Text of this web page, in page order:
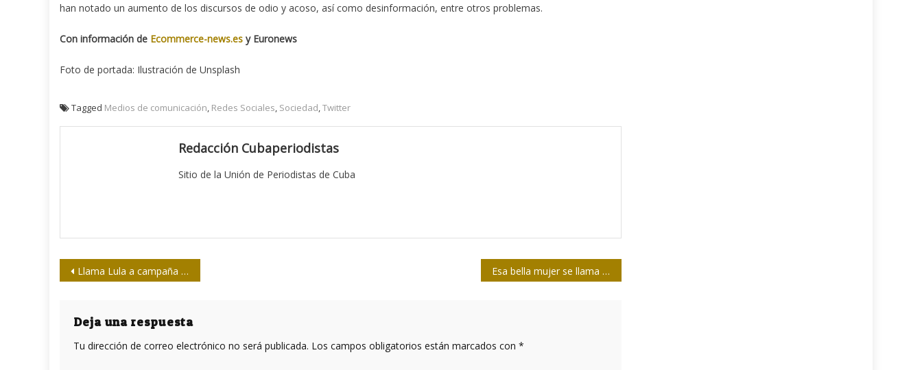
han notado un aumento de los discursos de odio y acoso, así como desinformación, entre otros problemas.
Con información de Ecommerce-news.es y Euronews
Foto de portada: Ilustración de Unsplash
Tagged Medios de comunicación, Redes Sociales, Sociedad,Twitter
Redacción Cubaperiodistas
Sitio de la Unión de Periodistas de Cuba
Navegación
entradas
Llama Lula a campaña mundial de la prensa a favor de Assange Esa bella mujer se llama Cuba
Deja una respuesta
Tu dirección de correo electrónico no será publicada. Los campos obligatorios están marcados con *